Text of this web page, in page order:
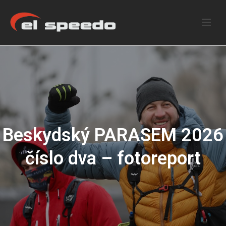
Beskydský PARASEM 2026
číslo dva – fotoreport